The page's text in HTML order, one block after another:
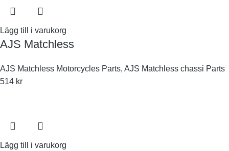
Lägg till i varukorg
AJS Matchless
AJS Matchless Motorcycles Parts, AJS Matchless chassi Parts
514 kr
Lägg till i varukorg